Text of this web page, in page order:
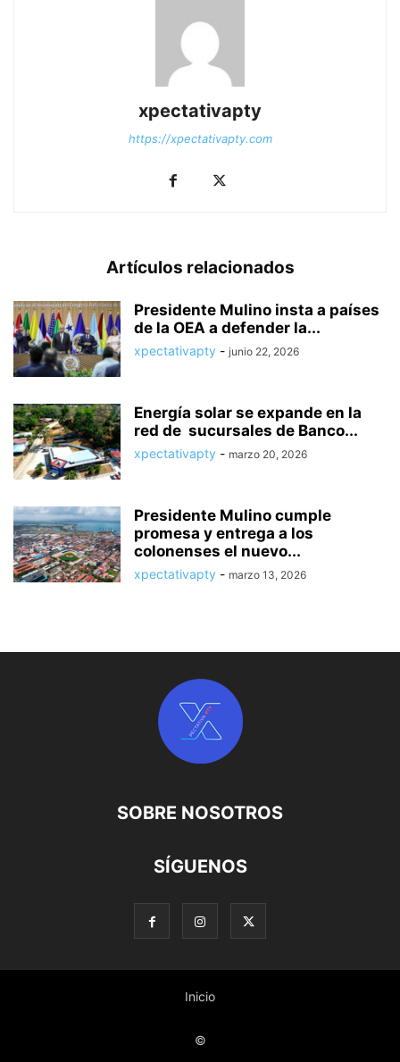
xpectativapty
https://xpectativapty.com
Artículos relacionados
Presidente Mulino insta a países
de la OEA a defender la...
xpectativapty - junio 22, 2026
Energía solar se expande en la
red de sucursales de Banco...
xpectativapty - marzo 20, 2026
Presidente Mulino cumple
promesa y entrega a los
colonenses el nuevo...
xpectativapty - marzo 13, 2026
SOBRE NOSOTROS
SÍGUENOS
Inicio
©